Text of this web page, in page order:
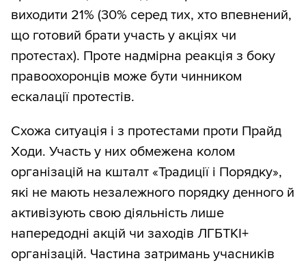
виходити 21% (30% серед тих, хто впевнений,
що готовий брати участь у акціях чи
протестах). Проте надмірна реакція з боку
правоохоронців може бути чинником
ескалації протестів.
Схожа ситуація і з протестами проти Прайд
Ходи. Участь у них обмежена колом
організацій на кшталт «Традиції і Порядку»,
які не мають незалежного порядку денного й
активізують свою діяльність лише
напередодні акцій чи заходів ЛГБТКІ+
організацій. Частина затримань учасників